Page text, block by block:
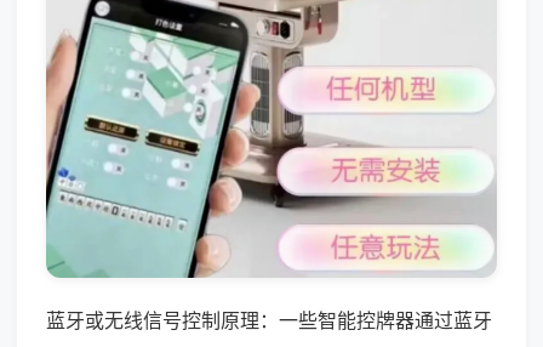
蓝牙或无线信号控制原理：一些智能控牌器通过蓝牙